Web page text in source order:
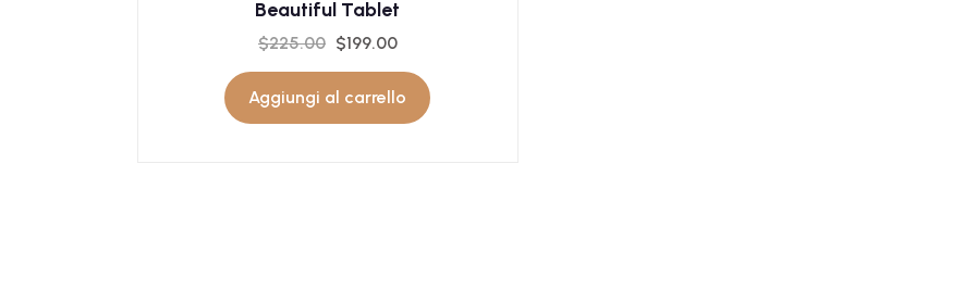
Beautiful Tablet
$225.00 $199.00
Aggiungi al carrello